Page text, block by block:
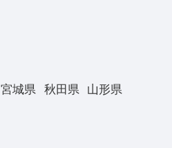
宮城県 秋田県
山形県